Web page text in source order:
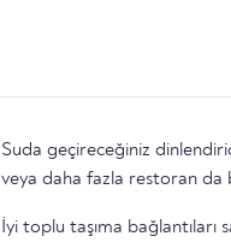
Suda geçireceğiniz
veya daha fazla restoran da
İyi toplu taşıma bağlantıları